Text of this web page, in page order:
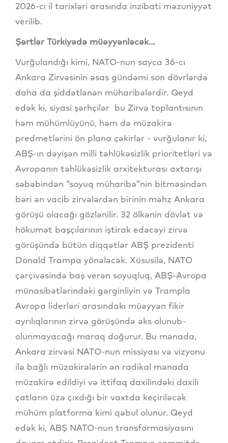
2026-cı il tarixləri arasında inzibati məzuniyyət
verilib.
Şərtlər Türkiyədə müəyyənləcək...
Vurğulandığı kimi, NATO-nun sayca 36-cı
Ankara Zirvəsinin əsas gündəmi son dövrlərdə
daha da şiddətlənən müharibələrdir. Qeyd
edək ki, siyasi şərhçilər bu Zirvə toplantısının
həm mühümlüyünü, həm də müzakirə
predmetlərini ön plana çəkirlər - vurğulanır ki,
ABŞ-ın dəyişən milli təhlükəsizlik prioritetləri və
Avropanın təhlükəsizlik arxitekturası axtarışı
səbəbindən “soyuq müharibə”nin bitməsindən
bəri ən vacib zirvələrdən birinin məhz Ankara
görüşü olacağı gözlənilir. 32 ölkənin dövlət və
hökumət başçılarının iştirak edəcəyi zirvə
görüşündə bütün diqqətlər ABŞ prezidenti
Donald Trampa yönələcək. Xüsusilə, NATO
çərçivəsində baş verən soyuqluq, ABŞ-Avropa
münasibətlərindəki gərginliyin və Trampla
Avropa liderləri arasındakı müəyyən fikir
ayrılıqlarının zirvə görüşündə əks olunub-
olunmayacağı maraq doğurur. Bu mənada,
Ankara zirvəsi NATO-nun missiyası və vizyonu
ilə bağlı müzakirələrin ən radikal mənada
müzakirə edildiyi və ittifaq daxilindəki daxili
çatların üzə çıxdığı bir vaxtda keçiriləcək
mühüm platforma kimi qəbul olunur. Qeyd
edək ki, ABŞ NATO-nun transformasiyasını